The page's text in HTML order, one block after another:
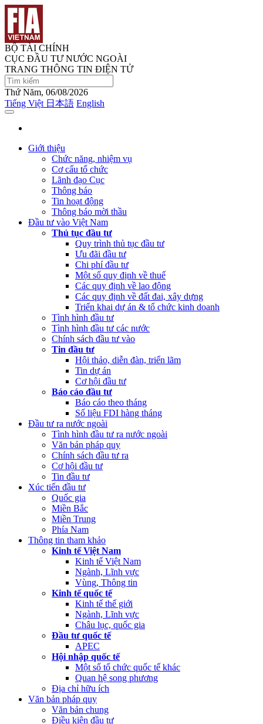
BỘ TÀI CHÍNH
CỤC ĐẦU TƯ NƯỚC NGOÀI
TRANG THÔNG TIN ĐIỆN TỬ
Thứ Năm, 06/08/2026
Tiếng Việt 日本語 English
Giới thiệu
Chức năng, nhiệm vụ
Cơ cấu tổ chức
Lãnh đạo Cục
Thông báo
Tin hoạt động
Thông báo mời thầu
Đầu tư vào Việt Nam
Thủ tục đầu tư
Quy trình thủ tục đầu tư
Ưu đãi đầu tư
Chi phí đầu tư
Một số quy định về thuế
Các quy định về lao động
Các quy định về đất đai, xây dựng
Triển khai dự án & tổ chức kinh doanh
Tình hình đầu tư
Tình hình đầu tư các nước
Chính sách đầu tư vào
Tin đầu tư
Hội thảo, diễn đàn, triển lãm
Tin dự án
Cơ hội đầu tư
Báo cáo đầu tư
Báo cáo theo tháng
Số liệu FDI hàng tháng
Đầu tư ra nước ngoài
Tình hình đầu tư ra nước ngoài
Văn bản pháp quy
Chính sách đầu tư ra
Cơ hội đầu tư
Tin đầu tư
Xúc tiến đầu tư
Quốc gia
Miền Bắc
Miền Trung
Phía Nam
Thông tin tham khảo
Kinh tế Việt Nam
Kinh tế Việt Nam
Ngành, Lĩnh vực
Vùng, Thông tin
Kinh tế quốc tế
Kinh tế thế giới
Ngành, Lĩnh vực
Châu lục, quốc gia
Đầu tư quốc tế
APEC
Hội nhập quốc tế
Một số tổ chức quốc tế khác
Quan hệ song phương
Địa chỉ hữu ích
Văn bản pháp quy
Văn bản chung
Điều kiện đầu tư